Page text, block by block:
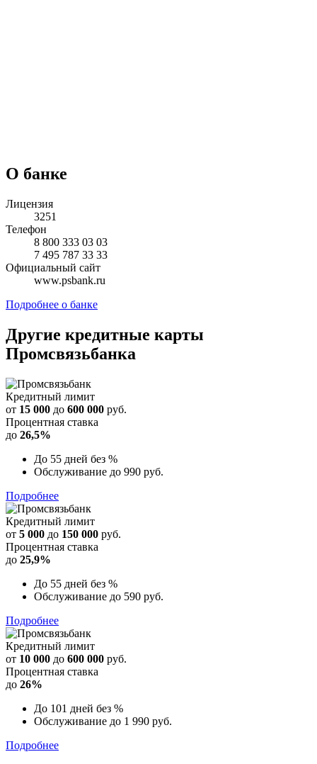
О банке
Лицензия
3251
Телефон
8 800 333 03 03
7 495 787 33 33
Официальный сайт
www.psbank.ru
Подробнее о банке
Другие кредитные карты
Промсвязьбанка
Кредитный лимит
от 15 000 до 600 000 руб.
Процентная ставка
до 26,5%
До 55 дней без %
Обслуживание до 990 руб.
Подробнее
Кредитный лимит
от 5 000 до 150 000 руб.
Процентная ставка
до 25,9%
До 55 дней без %
Обслуживание до 590 руб.
Подробнее
Кредитный лимит
от 10 000 до 600 000 руб.
Процентная ставка
до 26%
До 101 дней без %
Обслуживание до 1 990 руб.
Подробнее